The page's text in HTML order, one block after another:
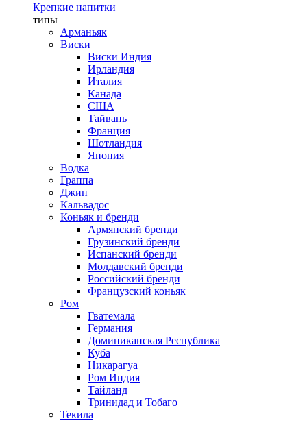
Крепкие напитки
типы
Арманьяк
Виски
Виски Индия
Ирландия
Италия
Канада
США
Тайвань
Франция
Шотландия
Япония
Водка
Граппа
Джин
Кальвадос
Коньяк и бренди
Армянский бренди
Грузинский бренди
Испанский бренди
Молдавский бренди
Российский бренди
Французский коньяк
Ром
Гватемала
Германия
Доминиканская Республика
Куба
Никарагуа
Ром Индия
Тайланд
Тринидад и Тобаго
Текила